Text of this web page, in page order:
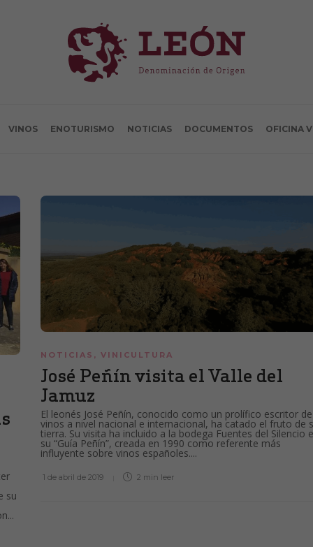
VINOS ENOTURISMO NOTICIAS DOCUMENTOS OFICINA
su
NOTICIAS , VINICULTURA
José Peñín visita el Valle del
Jamuz
El leonés José Peñín, conocido como un prolífico escritor de
vinos a nivel nacional e internacional, ha catado el fruto de
tierra. Su visita ha incluido a la bodega Fuentes del Silencio
su “Guía Peñín”, creada en 1990 como referente más
influyente sobre vinos españoles....
1 de abril de 2019 2 min leer